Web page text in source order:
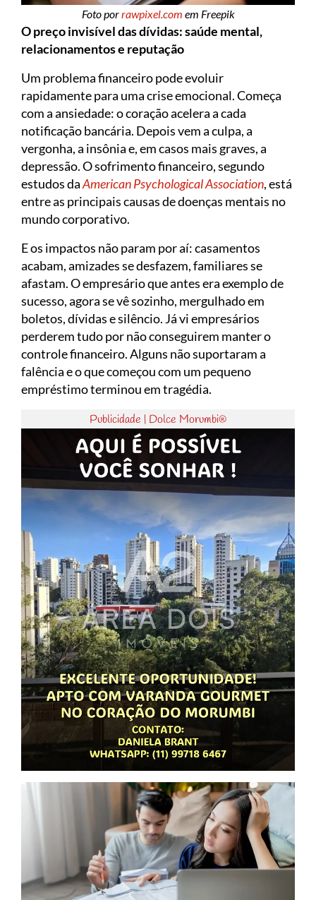
Foto porrawpixel.com em Freepik
O preço invisível das dívidas: saúde mental,
relacionamentos e reputação
Um problema financeiro pode evoluir
rapidamente para uma crise emocional. Começa
com a ansiedade: o coração acelera a cada
notificação bancária. Depois vem a culpa, a
vergonha, a insônia e, em casos mais graves, a
depressão. O sofrimento financeiro, segundo
estudos daAmerican Psychological Association, está
entre as principais causas de doenças mentais no
mundo corporativo.
E os impactos não param por aí: casamentos
acabam, amizades se desfazem, familiares se
afastam. O empresário que antes era exemplo de
sucesso, agora se vê sozinho, mergulhado em
boletos, dívidas e silêncio. Já vi empresários
perderem tudo por não conseguirem manter o
controle financeiro. Alguns não suportaram a
falência e o que começou com um pequeno
empréstimo terminou em tragédia.
Publicidade | Dolce Morumbi®